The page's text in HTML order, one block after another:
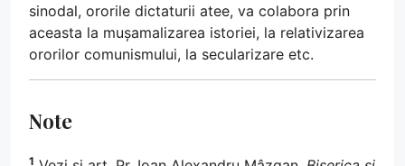
sinodal, ororile dictaturii atee, va colabora prin
aceasta la mușamalizarea istoriei, la relativizarea
ororilor comunismului, la secularizare etc.
Note
1